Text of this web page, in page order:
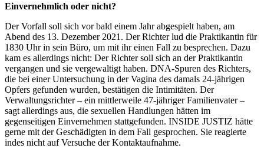
Einvernehmlich oder nicht?
Der Vorfall soll sich vor bald einem Jahr abgespielt haben, am
Abend des 13. Dezember 2021. Der Richter lud die Praktikantin für
1830 Uhr in sein Büro, um mit ihr einen Fall zu besprechen. Dazu
kam es allerdings nicht: Der Richter soll sich an der Praktikantin
vergangen und sie vergewaltigt haben. DNA-Spuren des Richters,
die bei einer Untersuchung in der Vagina des damals 24-jährigen
Opfers gefunden wurden, bestätigen die Intimitäten. Der
Verwaltungsrichter – ein mittlerweile 47-jähriger Familienvater –
sagt allerdings aus, die sexuellen Handlungen hätten im
gegenseitigen Einvernehmen stattgefunden. INSIDE JUSTIZ hätte
gerne mit der Geschädigten in dem Fall gesprochen. Sie reagierte
indes nicht auf Versuche der Kontaktaufnahme.